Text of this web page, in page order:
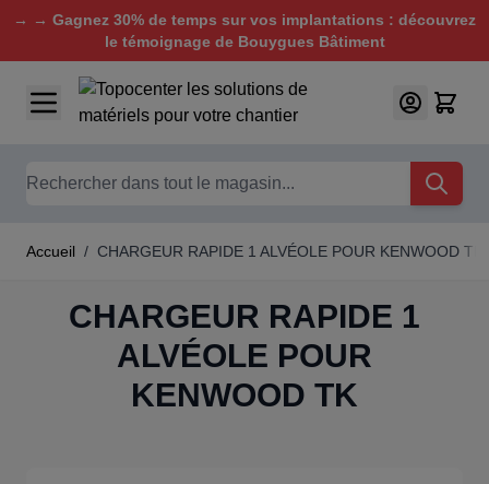
→ → Gagnez 30% de temps sur vos implantations : découvrez
le témoignage de Bouygues Bâtiment
Aller au contenu
Chercher
Accueil / CHARGEUR RAPIDE 1 ALVÉOLE POUR KENWOOD TK
CHARGEUR RAPIDE 1
ALVÉOLE POUR
KENWOOD TK